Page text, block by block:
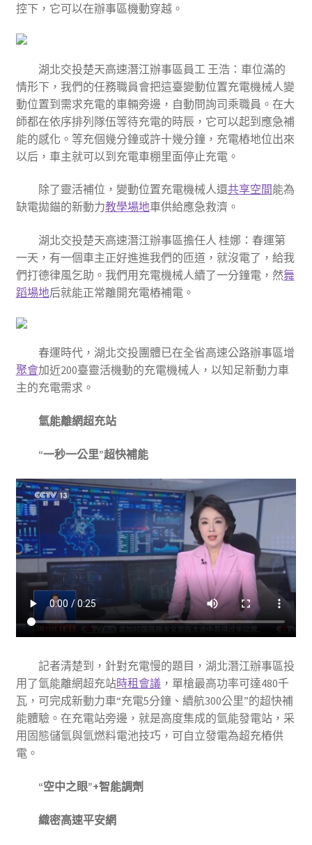
控下，它可以在辦事區機動穿越。
湖北交投楚天高速潛江辦事區員工 王浩：車位滿的
情形下，我們的任務職員會把這臺變動位置充電機械人變
動位置到需求充電的車輛旁邊，自動問詢司乘職員。在大
師都在依序排列隊伍等待充電的時辰，它可以起到應急補
能的感化。等充個幾分鐘或許十幾分鐘，充電樁地位出來
以后，車主就可以到充電車棚里面停止充電。
除了靈活補位，變動位置充電機械人還共享空間能為
缺電拋錨的新動力教學場地車供給應急救濟。
湖北交投楚天高速潛江辦事區擔任人 桂娜：春運第
一天，有一個車主正好進進我們的匝道，就沒電了，給我
們打德律風乞助。我們用充電機械人續了一分鐘電，然舞
蹈場地后就能正常離開充電樁補電。
春運時代，湖北交投團體已在全省高速公路辦事區增
聚會加近200臺靈活機動的充電機械人，以知足新動力車
主的充電需求。
氫能離網超充站
“一秒一公里”超快補能
記者清楚到，針對充電慢的題目，湖北潛江辦事區投
用了氫能離網超充站時租會議，單槍最高功率可達480千
瓦，可完成新動力車“充電5分鐘、續航300公里”的超快補
能體驗。在充電站旁邊，就是高度集成的氫能發電站，采
用固態儲氫與氫燃料電池技巧，可自立發電為超充樁供
電。
“空中之眼”+智能調劑
織密高速平安網